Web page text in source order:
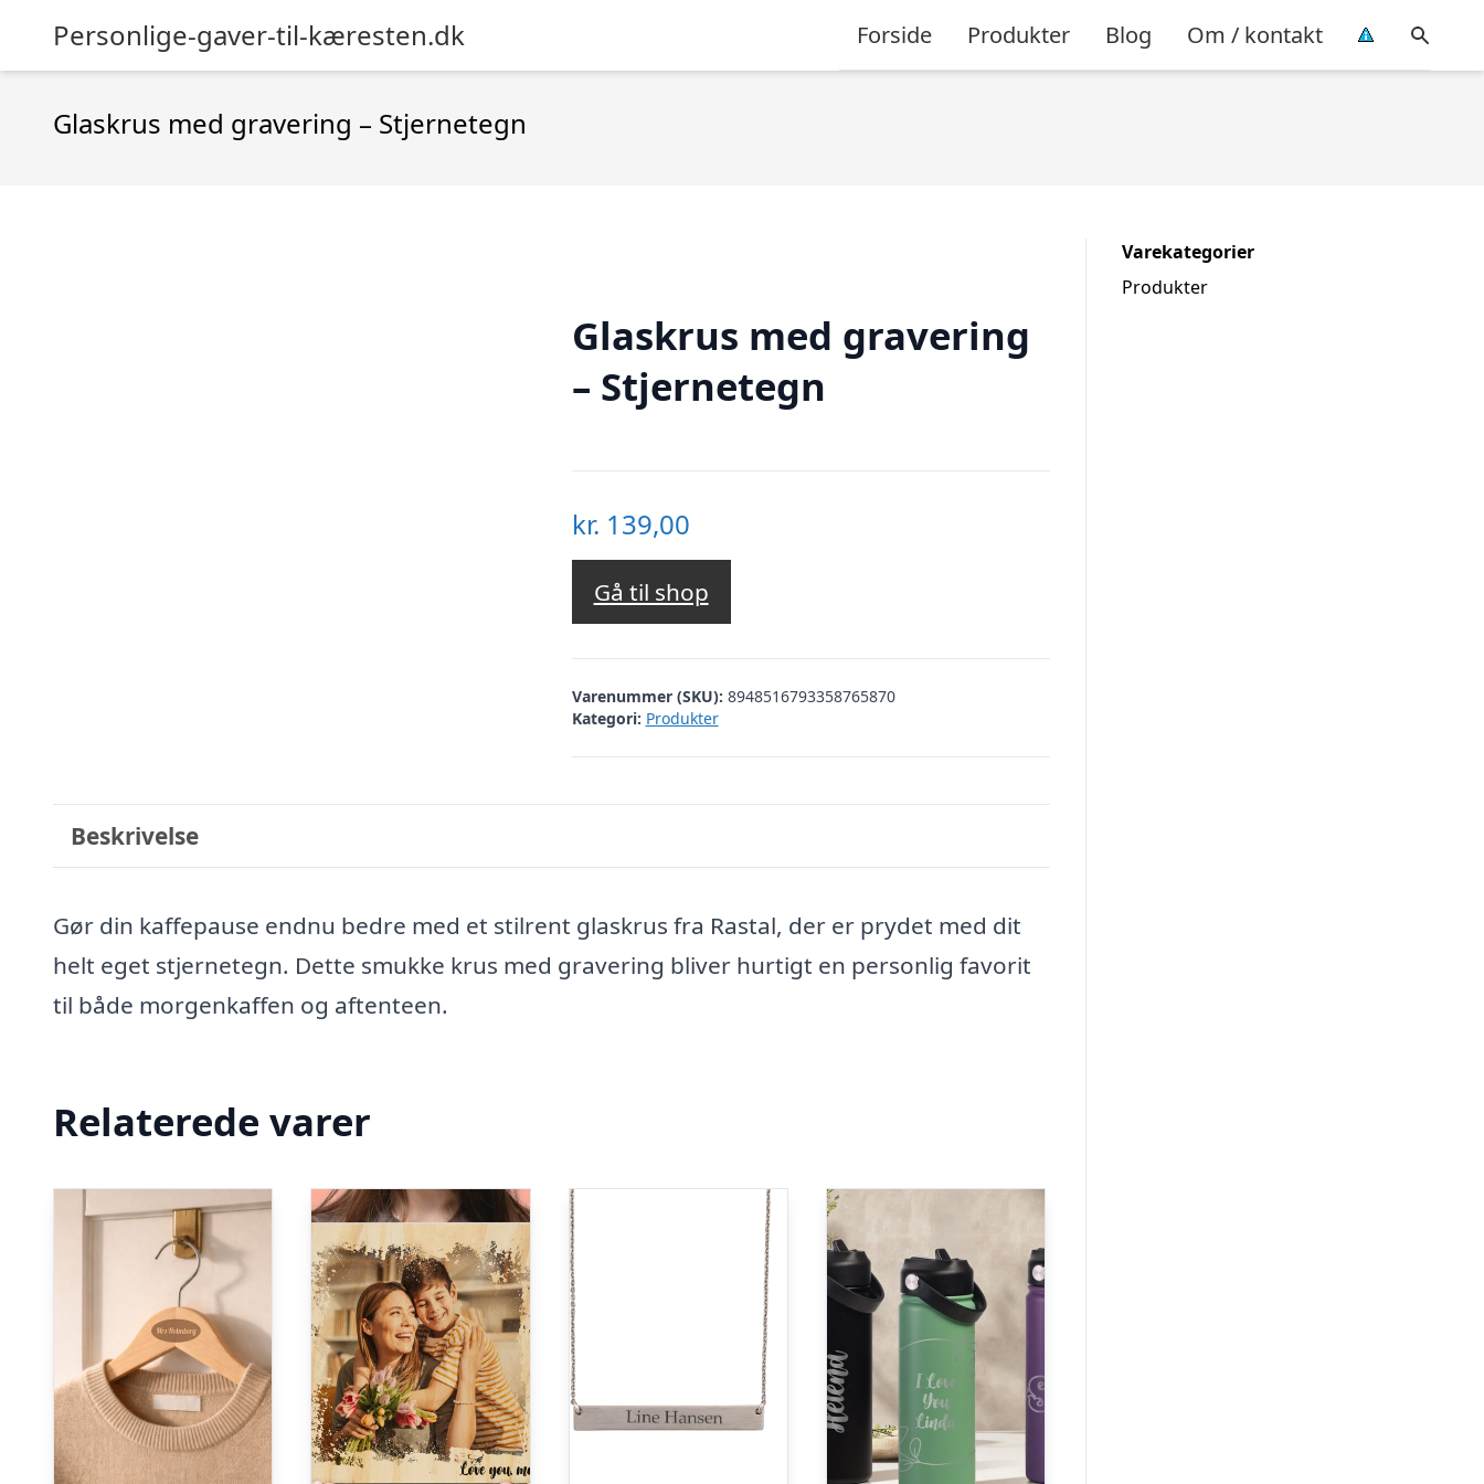
Personlige-gaver-til-kæresten.dk Forside Produkter Blog Om / kontakt
Glaskrus med gravering – Stjernetegn
Glaskrus med gravering
– Stjernetegn
kr. 139,00
Gå til shop
Varenummer (SKU): 8948516793358765870
Kategori: Produkter
Beskrivelse
Gør din kaffepause endnu bedre med et stilrent glaskrus fra Rastal, der er prydet med dit
helt eget stjernetegn. Dette smukke krus med gravering bliver hurtigt en personlig favorit
til både morgenkaffen og aftenteen.
Relaterede varer
Varekategorier
Produkter